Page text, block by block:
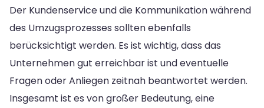
Der Kundenservice und die Kommunikation während
des Umzugsprozesses sollten ebenfalls
berücksichtigt werden. Es ist wichtig, dass das
Unternehmen gut erreichbar ist und eventuelle
Fragen oder Anliegen zeitnah beantwortet werden.
Insgesamt ist es von großer Bedeutung, eine